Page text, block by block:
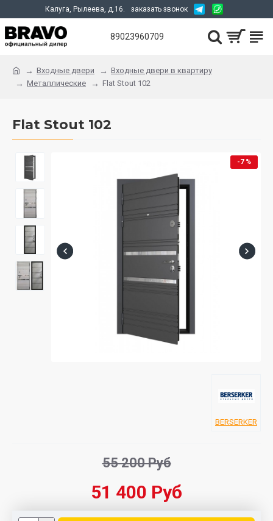
Калуга, Рылеева, д.16. заказать звонок
89023960709
Входные двери
Входные двери в квартиру
Металлические
Flat Stout 102
Flat Stout 102
-7 %
55 200 Руб
51 400 Руб
BERSERKER